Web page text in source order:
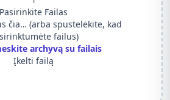
Pasirinkite Failas
čia… (arba spustelėkite, kad
failus)
archyvą su failais
Įkelti failą